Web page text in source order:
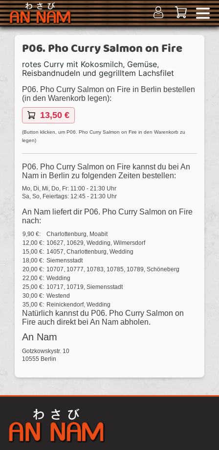
P06. Pho Curry Salmon on Fire
rotes Curry mit Kokosmilch, Gemüse,
Reisbandnudeln und gegrilltem Lachsfilet
P06. Pho Curry Salmon on Fire in Berlin bestellen
(in den Warenkorb legen):
13,50 €
(Button klicken, um P06. Pho Curry Salmon on Fire in den Warenkorb zu
legen)
P06. Pho Curry Salmon on Fire kannst du bei An
Nam in Berlin zu folgenden Zeiten bestellen:
Mo, Di, Mi, Do, Fr: 11:00 - 21:30 Uhr
Sa, So, Feiertags: 12:45 - 21:30 Uhr
An Nam liefert dir P06. Pho Curry Salmon on Fire
nach:
9,90 €:
Charlottenburg, Moabit
12,00 €: 10627, 10629, Wedding, Wilmersdorf
15,00 €: 14057, Charlottenburg, Wedding
18,00 €: Siemensstadt
20,00 €: 10707, 10777, 10783, 10785, 10789, Schöneberg
22,00 €: Wedding
25,00 €: 10717, 10719, Siemensstadt
30,00 €: Westend
35,00 €: Reinickendorf, Wedding
Natürlich kannst du P06. Pho Curry Salmon on
Fire auch direkt bei An Nam abholen.
An Nam
Gotzkowskystr. 10
10555 Berlin